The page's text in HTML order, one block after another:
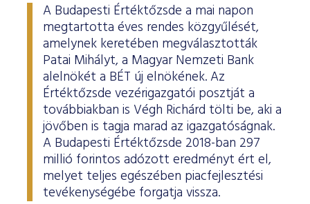
A Budapesti Értéktőzsde a mai napon
megtartotta éves rendes közgyűlését,
amelynek keretében megválasztották
Patai Mihályt, a Magyar Nemzeti Bank
alelnökét a BÉT új elnökének. Az
Értéktőzsde vezérigazgatói posztját a
továbbiakban is Végh Richárd tölti be, aki a
jövőben is tagja marad az igazgatóságnak.
A Budapesti Értéktőzsde 2018-ban 297
millió forintos adózott eredményt ért el,
melyet teljes egészében piacfejlesztési
tevékenységébe forgatja vissza.